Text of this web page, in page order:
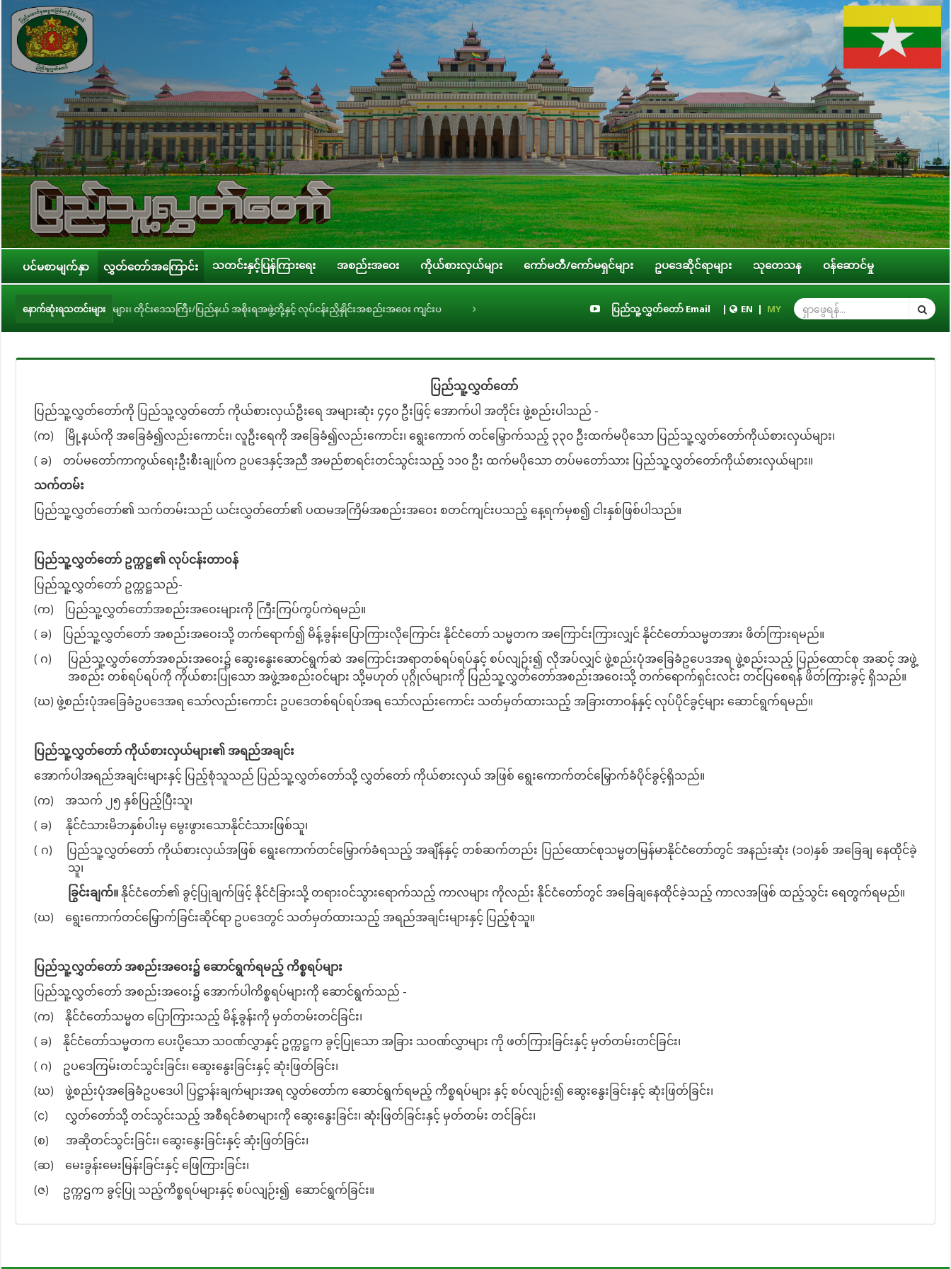
ပင်မစာမျက်နှာ လွှတ်တော်အကြောင်း သတင်းနှင့်ပြန်ကြားရေး အစည်းအဝေး ကိုယ်စားလှယ်များ ကော်မတီ/ကော်မရှင်များ ဥပဒေဆိုင်ရာများ သုတေသန ဝန်ဆောင်မှု
နောက်ဆုံးရသတင်းများ
းဌာနများ၊ တိုင်းဒေသကြီး/ပြည်နယ် အစိုးရအဖွဲ့တို့နှင့် လုပ်ငန်းညှိနှိုင်းအစည်းအဝေး ကျင်းပ ပြည်သူ့လွှတ်တော် လူငယ်၊ အမျိုးသမီး၊ ကလေးသူငယ်နှင့် သက်ကြီးရွယ်အို အခွင့်အရေးဆိုင်ရာ ကော်မတီဥက္ကဋ္ဌ ဒေါ်ဝင်းမော်ထွန်း နိုင်ငံတကာခေါ
ပြည်သူ့လွှတ်တော် Email | EN | MY
ပြည်သူ့လွှတ်တော်
ပြည်သူ့လွှတ်တော်ကို ပြည်သူ့လွှတ်တော် ကိုယ်စားလှယ်ဦးရေ အများဆုံး ၄၄၀ ဦးဖြင့် အောက်ပါ အတိုင်း ဖွဲ့စည်းပါသည် -
(က)
မြို့နယ်ကို အခြေခံ၍လည်းကောင်း၊ လူဦးရေကို အခြေခံ၍လည်းကောင်း၊ ရွေးကောက် တင်မြှောက်သည့် ၃၃၀ ဦးထက်မပိုသော ပြည်သူ့လွှတ်တော်ကိုယ်စားလှယ်များ၊
( ခ)
တပ်မတော်ကာကွယ်ရေးဦးစီးချုပ်က ဥပဒေနှင့်အညီ အမည်စာရင်းတင်သွင်းသည့် ၁၁၀ ဦး ထက်မပိုသော တပ်မတော်သား ပြည်သူ့လွှတ်တော်ကိုယ်စားလှယ်များ။
သက်တမ်း
ပြည်သူ့လွှတ်တော်၏ သက်တမ်းသည် ယင်းလွှတ်တော်၏ ပထမအကြိမ်အစည်းအဝေး စတင်ကျင်းပသည့် နေ့ရက်မှစ၍ ငါးနှစ်ဖြစ်ပါသည်။
ပြည်သူ့လွှတ်တော် ဥက္ကဋ္ဌ၏ လုပ်ငန်းတာဝန်
ပြည်သူ့လွှတ်တော် ဥက္ကဋ္ဌသည်-
(က)
ပြည်သူ့လွှတ်တော်အစည်းအဝေးများကို ကြီးကြပ်ကွပ်ကဲရမည်။
( ခ)
ပြည်သူ့လွှတ်တော် အစည်းအဝေးသို့ တက်ရောက်၍ မိန့်ခွန်းပြောကြားလိုကြောင်း နိုင်ငံတော် သမ္မတက အကြောင်းကြားလျှင် နိုင်ငံတော်သမ္မတအား ဖိတ်ကြားရမည်။
( ဂ)
ပြည်သူ့လွှတ်တော်အစည်းအဝေး၌ ဆွေးနွေးဆောင်ရွက်ဆဲ အကြောင်းအရာတစ်ရပ်ရပ်နှင့် စပ်လျဉ်း၍ လိုအပ်လျှင် ဖွဲ့စည်းပုံအခြေခံဥပေဒအရ ဖွဲ့စည်းသည့် ပြည်ထောင်စု အဆင့် အဖွဲ့
အစည်း တစ်ရပ်ရပ်ကို ကိုယ်စားပြုသော အဖွဲ့အစည်းဝင်များ သို့မဟုတ် ပုဂ္ဂိုလ်များကို ပြည်သူ့လွှတ်တော်အစည်းအဝေးသို့ တက်ရောက်ရှင်းလင်း တင်ပြစေရန် ဖိတ်ကြားခွင့် ရှိသည်။
(ဃ) ဖွဲ့စည်းပုံအခြေခံဥပဒေအရ သော်လည်းကောင်း ဥပဒေတစ်ရပ်ရပ်အရ သော်လည်းကောင်း သတ်မှတ်ထားသည့် အခြားတာဝန်နှင့် လုပ်ပိုင်ခွင့်များ ဆောင်ရွက်ရမည်။
ပြည်သူ့လွှတ်တော် ကိုယ်စားလှယ်များ၏ အရည်အချင်း
အောက်ပါအရည်အချင်းများနှင့် ပြည့်စုံသူသည် ပြည်သူ့လွှတ်တော်သို့ လွှတ်တော် ကိုယ်စားလှယ် အဖြစ် ရွေးကောက်တင်မြှောက်ခံပိုင်ခွင့်ရှိသည်။
(က)
အသက် ၂၅ နှစ်ပြည့်ပြီးသူ၊
( ခ)
နိုင်ငံသားမိဘနှစ်ပါးမှ မွေးဖွားသောနိုင်ငံသားဖြစ်သူ၊
( ဂ)
ပြည်သူ့လွှတ်တော် ကိုယ်စားလှယ်အဖြစ် ရွေးကောက်တင်မြှောက်ခံရသည့် အချိန်နှင့် တစ်ဆက်တည်း ပြည်ထောင်စုသမ္မတမြန်မာနိုင်ငံတော်တွင် အနည်းဆုံး (၁၀)နှစ် အခြေချ နေထိုင်ခဲ့
သူ၊
ခြွင်းချက်။နိုင်ငံတော်၏ ခွင့်ပြုချက်ဖြင့် နိုင်ငံခြားသို့ တရားဝင်သွားရောက်သည့် ကာလများ ကိုလည်း နိုင်ငံတော်တွင် အခြေချနေထိုင်ခဲ့သည့် ကာလအဖြစ် ထည့်သွင်း ရေတွက်ရမည်။
(ဃ)
ရွေးကောက်တင်မြှောက်ခြင်းဆိုင်ရာ ဥပဒေတွင် သတ်မှတ်ထားသည့် အရည်အချင်းများနှင့် ပြည့်စုံသူ။
ပြည်သူ့လွှတ်တော် အစည်းအဝေး၌ ဆောင်ရွက်ရမည့် ကိစ္စရပ်များ
ပြည်သူ့လွှတ်တော် အစည်းအဝေး၌ အောက်ပါကိစ္စရပ်များကို ဆောင်ရွက်သည် -
(က)
နိုင်ငံတော်သမ္မတ ပြောကြားသည့် မိန့်ခွန်းကို မှတ်တမ်းတင်ခြင်း၊
( ခ)
နိုင်ငံတော်သမ္မတက ပေးပို့သော သဝဏ်လွှာနှင့် ဥက္ကဋ္ဌက ခွင့်ပြုသော အခြား သဝဏ်လွှာများ ကို ဖတ်ကြားခြင်းနှင့် မှတ်တမ်းတင်ခြင်း၊
( ဂ)
ဥပဒေကြမ်းတင်သွင်းခြင်း၊ ဆွေးနွေးခြင်းနှင့် ဆုံးဖြတ်ခြင်း၊
(ဃ)
ဖွဲ့စည်းပုံအခြေခံဥပဒေပါ ပြဋ္ဌာန်းချက်များအရ လွှတ်တော်က ဆောင်ရွက်ရမည့် ကိစ္စရပ်များ နှင့် စပ်လျဉ်း၍ ဆွေးနွေးခြင်းနှင့် ဆုံးဖြတ်ခြင်း၊
(င)
လွှတ်တော်သို့ တင်သွင်းသည့် အစီရင်ခံစာများကို ဆွေးနွေးခြင်း၊ ဆုံးဖြတ်ခြင်းနှင့် မှတ်တမ်း တင်ခြင်း၊
(စ)
အဆိုတင်သွင်းခြင်း၊ ဆွေးနွေးခြင်းနှင့် ဆုံးဖြတ်ခြင်း၊
(ဆ)
မေးခွန်းမေးမြန်းခြင်းနှင့် ဖြေကြားခြင်း၊
(ဇ) ဥက္ကဌက ခွင့်ပြု သည့်ကိစ္စရပ်များနှင့် စပ်လျဉ်း၍ ဆောင်ရွက်ခြင်း။